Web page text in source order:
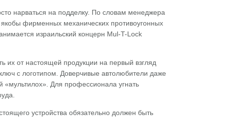
нарваться на подделку. По словам менеджера
фирменных механических противоугонных
израильский концерн Mul-T-Lock
их от настоящей продукции на первый взгляд
с логотипом. Доверчивые автолюбители даже
«мультилох». Для профессионала угнать
устройства обязательно должен быть